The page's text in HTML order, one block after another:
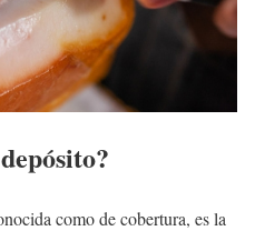
como de cobertura, es la